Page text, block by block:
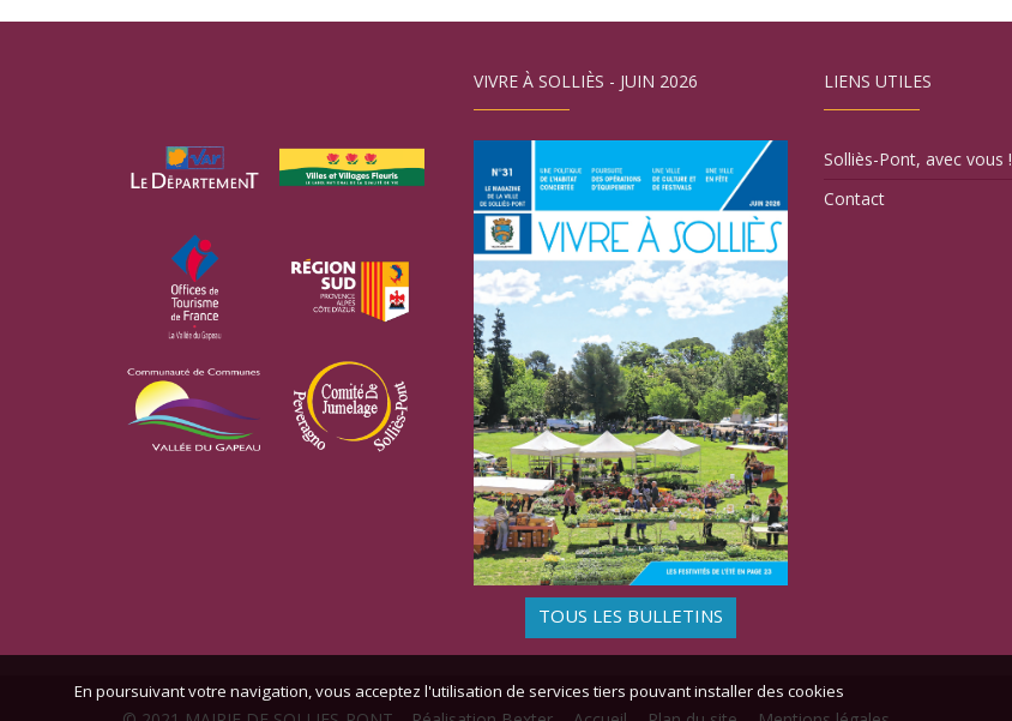
VIVRE À SOLLIÈS - JUIN 2026
TOUS LES BULLETINS
LIENS UTILES
Solliès-Pont, avec vous !
Contact
En poursuivant votre navigation, vous acceptez l'utilisation de services tiers pouvant installer des cookies